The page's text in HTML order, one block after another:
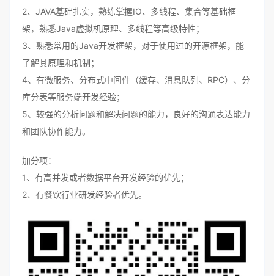
2、JAVA基础扎实，熟练掌握IO、多线程、集合等基础框
架，熟悉Java虚拟机原理、多线程等高级特性；
3、熟悉常用的Java开发框架，对于使用过的开源框架，能
了解其原理和机制；
4、有微服务、分布式中间件（缓存、消息队列、RPC）、分
库分表等服务端开发经验；
5、较强的分析问题和解决问题的能力，良好的沟通表达能力
和团队协作能力。
加分项：
1、有高并发或者数据平台开发经验的优先；
2、有餐饮行业研发经验者优先。